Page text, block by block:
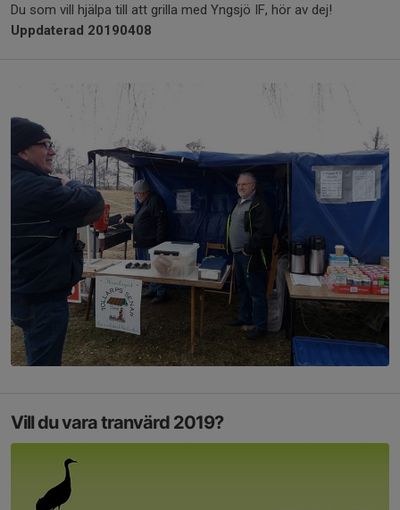
Du som vill hjälpa till att grilla med Yngsjö IF, hör av dej!
Uppdaterad 20190408
Vill du vara tranvärd 2019?